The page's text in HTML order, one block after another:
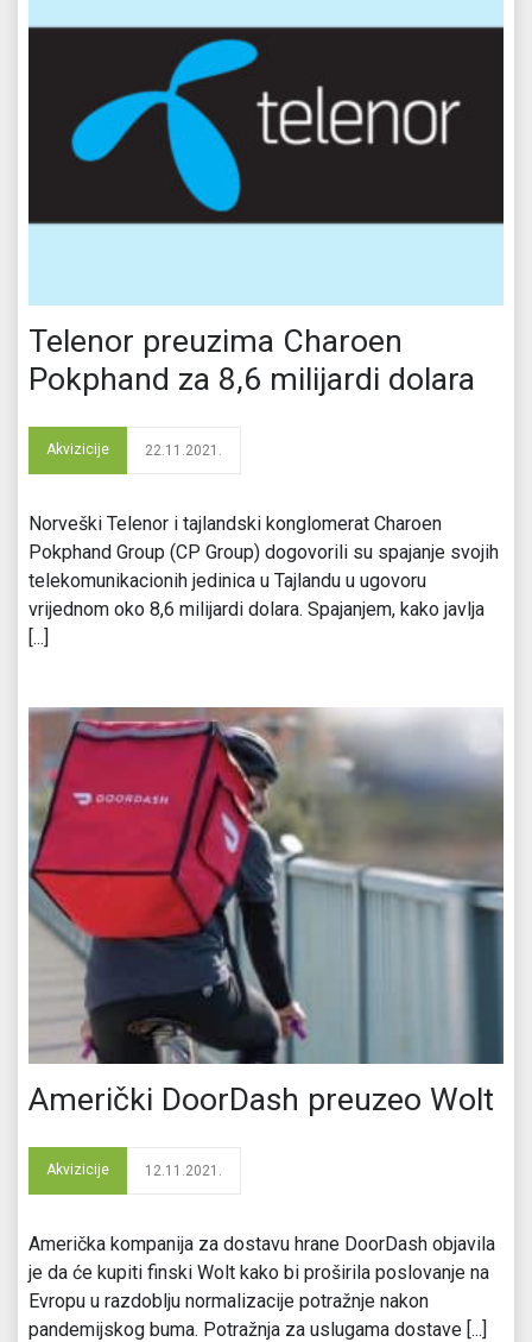
Telenor preuzima Charoen
Pokphand za 8,6 milijardi dolara
Akvizicije 22.11.2021.
Norveški Telenor i tajlandski konglomerat Charoen
Pokphand Group (CP Group) dogovorili su spajanje svojih
telekomunikacionih jedinica u Tajlandu u ugovoru
vrijednom oko 8,6 milijardi dolara. Spajanjem, kako javlja
[...]
Američki DoorDash preuzeo Wolt
Akvizicije 12.11.2021.
Američka kompanija za dostavu hrane DoorDash objavila
je da će kupiti finski Wolt kako bi proširila poslovanje na
Evropu u razdoblju normalizacije potražnje nakon
pandemijskog buma. Potražnja za uslugama dostave [...]